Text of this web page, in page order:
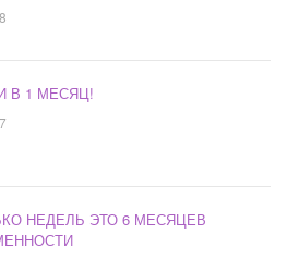
В 1 МЕСЯЦ!
НЕДЕЛЬ ЭТО 6 МЕСЯЦЕВ